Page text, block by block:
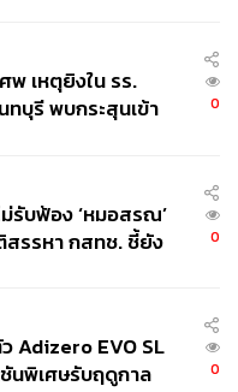
เหตุยิงใน รร.
บุรี พบกระสุนเข้า
0
รับฟ้อง ‘หมอสรณ’
รรหา กสทช. ชี้ยัง
0
Adizero EVO SL
นพิเศษรับฤดูกาล
0